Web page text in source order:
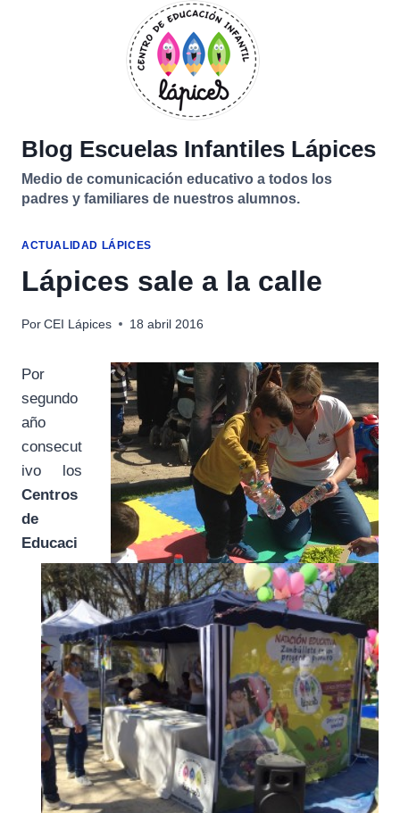
Blog Escuelas Infantiles Lápices
Medio de comunicación educativo a todos los
padres y familiares de nuestros alumnos.
ACTUALIDAD LÁPICES
Lápices sale a la calle
Por CEI Lápices 18 abril 2016
Por
segundo
año
consecut
ivo los
Centros
de
Educaci